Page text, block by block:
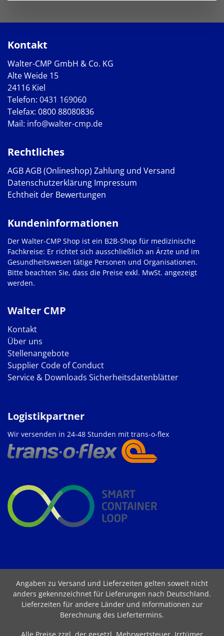
Kontakt
Walter-CMP GmbH & Co. KG
Alte Weide 15
24116 Kiel
Telefon: 0431 169060
Telefax: 0800 88080836
Mail: info@walter-cmp.de
Rechtliches
AGBAGB (Onlineshop) Zahlung und Versand
Datenschutzerklärung Impressum
Echtheit der Bewertungen
Walter CMP
Kontakt
Über uns
Stellenangebote
Supplier Code of Conduct
Service & Downloads Sicherheitsdatenblätter
Kundeninformationen
Der Walter-CMP Shop ist ein B2B-Shop für medizinische
Fachkreise: Er richtet sich ausschließlich an Ärzte und im
Gesundheitswesen tätige Personen und Organisationen.
Bitte beachten Sie, dass die Preise exkl. MwSt. angezeigt
werden.
Logistikpartner
Wir versenden in 24-48 Stunden mit trans-o-flex
Angaben zu Versand und Lieferzeiten gelten soweit nicht
anders gekennzeichnet für Lieferungen nach Deutschland.
Lieferzeiten für andere Länder und Informationen zur
Berechnung des Liefertermins.